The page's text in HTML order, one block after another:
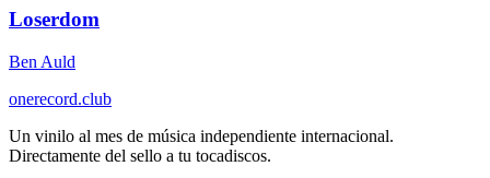
Loserdom
Ben Auld
onerecord.club
Un vinilo al mes de música independiente internacional.
Directamente del sello a tu tocadiscos.